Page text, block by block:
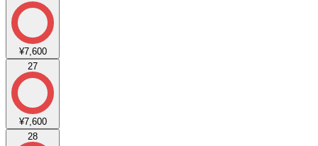
¥7,600
27
¥7,600
28